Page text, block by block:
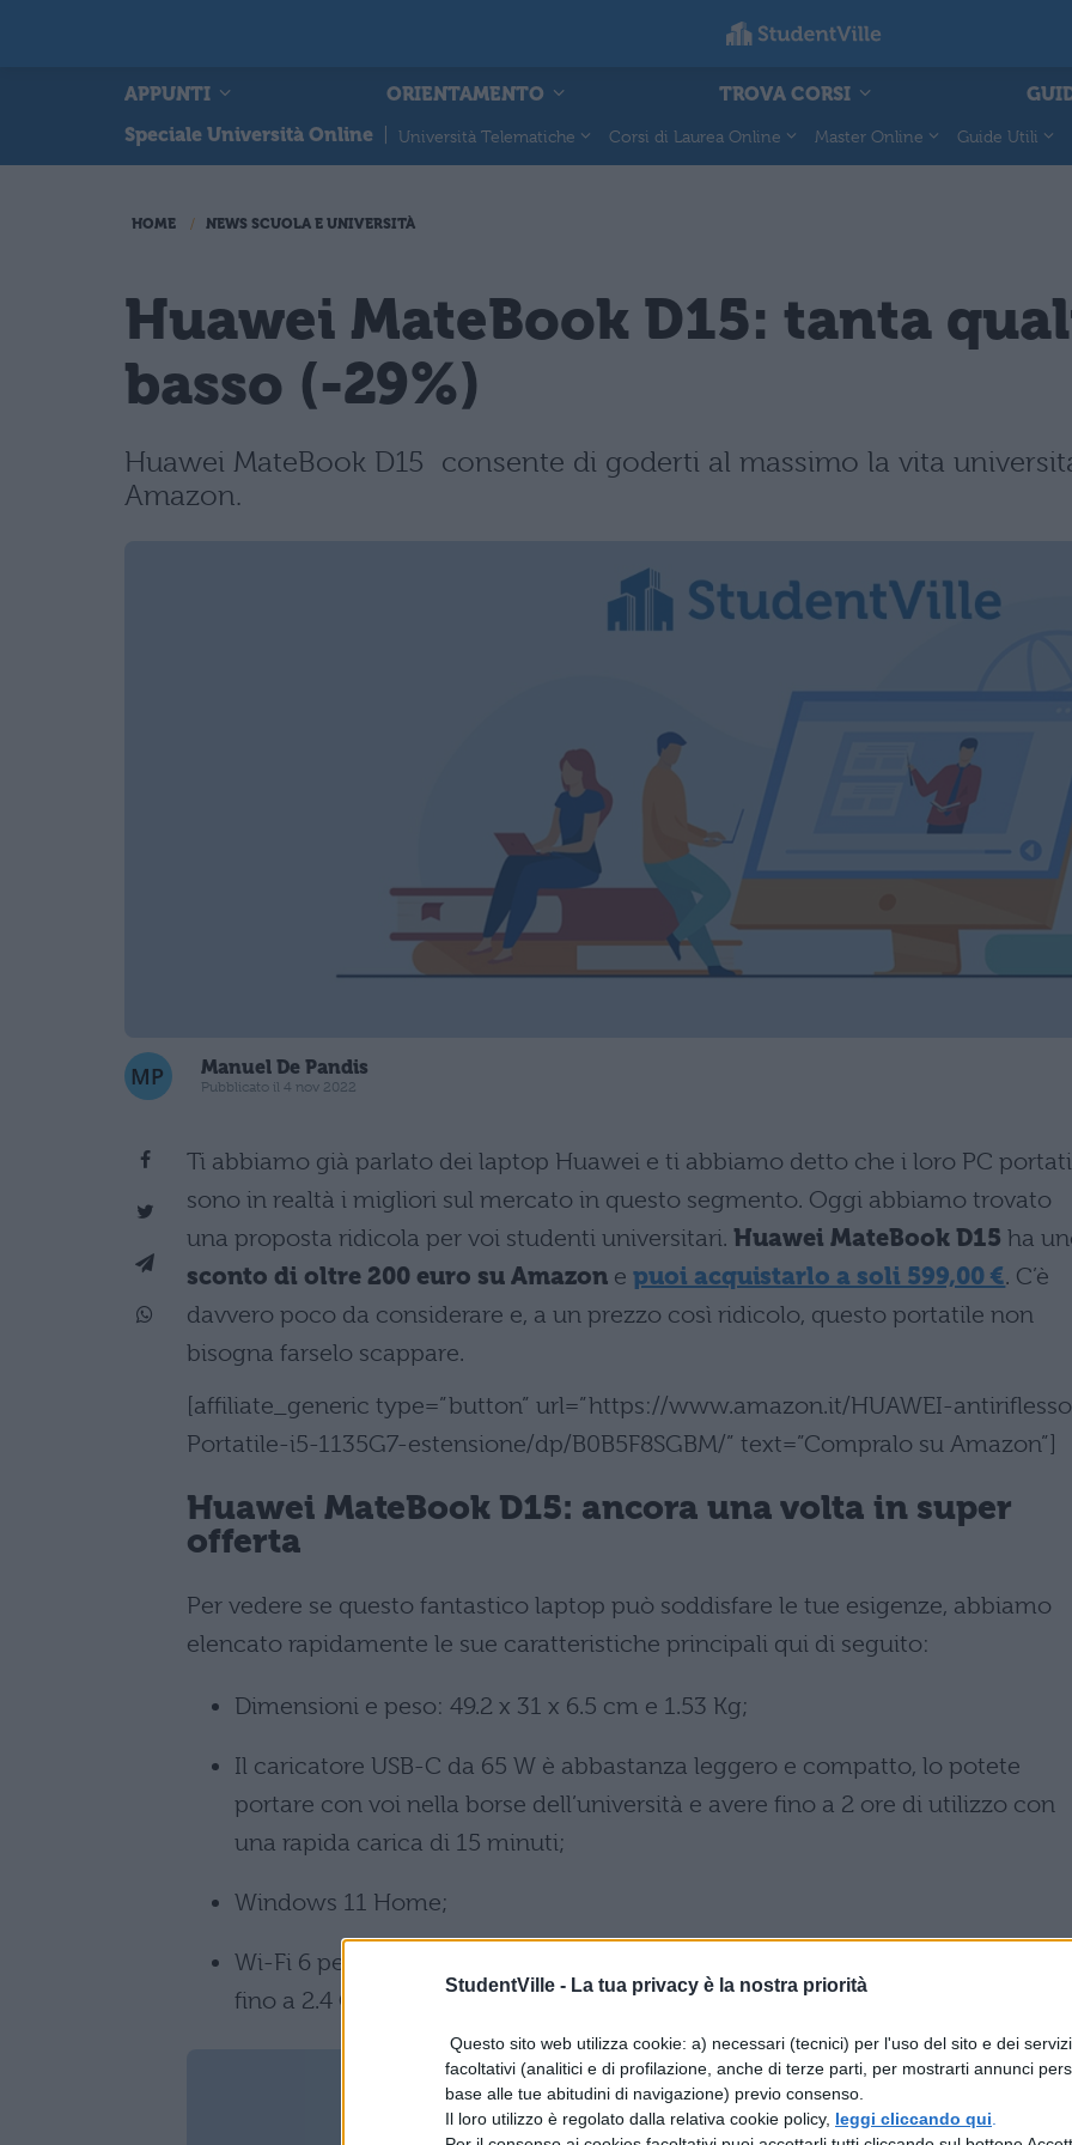
StudentVille - La tua privacy è la nostra priorità
Questo sito web utilizza cookie: a) necessari (tecnici) per l'uso del sito e dei
facoltativi (analitici e di profilazione, anche di terze parti, per mostrarti annunci
base alle tue abitudini di navigazione) previo consenso.
Il loro utilizzo è regolato dalla relativa cookie policy, leggi cliccando qui
APPUNTI ORIENTAMENTO TROVA CORSI
Speciale Università Online
Università Telematiche Corsi di Laurea Online Master Online Guide Utili
HOME NEWS SCUOLA E UNIVERSITÀ
Huawei MateBook D15: tanta
basso (-29%)
Huawei MateBook D15 consente di goderti al massimo la vita
Amazon.
Manuel De Pandis
Pubblicato il 4 nov 2022
Ti abbiamo già parlato dei laptop Huawei e ti abbiamo detto che i loro PC
sono in realtà i migliori sul mercato in questo segmento. Oggi abbiamo trovato
una proposta ridicola per voi studenti universitari. Huawei MateBook D15 ha
sconto di oltre 200 euro su Amazon e puoi acquistarlo a soli 599,00 €. C’è
davvero poco da considerare e, a un prezzo così ridicolo, questo portatile non
bisogna farselo scappare.
[affiliate_generic type=”button” url=”https://www.amazon.it/HUAWEI-
Portatile-i5-1135G7-estensione/dp/B0B5F8SGBM/” text=”Compralo su Amazon”]
Huawei MateBook D15: ancora una volta in super
offerta
Per vedere se questo fantastico laptop può soddisfare le tue esigenze, abbiamo
elencato rapidamente le sue caratteristiche principali qui di seguito:
Dimensioni e peso: 49.2 x 31 x 6.5 cm e 1.53 Kg;
Il caricatore USB-C da 65 W è abbastanza leggero e compatto, lo potete
portare con voi nella borse dell’università e avere fino a 2 ore di utilizzo con
una rapida carica di 15 minuti;
Windows 11 Home;
Wi-Fi 6 per potere caricare o scaricare un file con una velocità di
fino a 2.4 Gbps;